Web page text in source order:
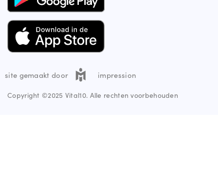
site gemaakt door impression
Copyright ©2025 Vital10. Alle rechten voorbehouden